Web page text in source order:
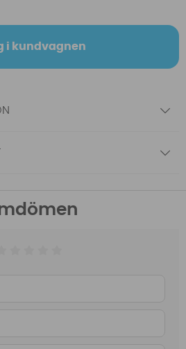
i kundvagnen